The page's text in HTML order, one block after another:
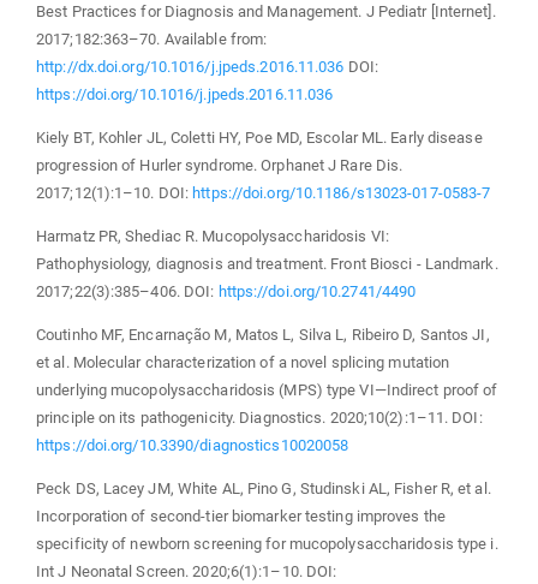
Best Practices for Diagnosis and Management. J Pediatr [Internet].
2017;182:363–70. Available from:
http://dx.doi.org/10.1016/j.jpeds.2016.11.036 DOI:
https://doi.org/10.1016/j.jpeds.2016.11.036
Kiely BT, Kohler JL, Coletti HY, Poe MD, Escolar ML. Early disease
progression of Hurler syndrome. Orphanet J Rare Dis.
2017;12(1):1–10. DOI:https://doi.org/10.1186/s13023-017-0583-7
Harmatz PR, Shediac R. Mucopolysaccharidosis VI:
Pathophysiology, diagnosis and treatment. Front Biosci - Landmark.
2017;22(3):385–406. DOI: https://doi.org/10.2741/4490
Coutinho MF, Encarnação M, Matos L, Silva L, Ribeiro D, Santos JI,
et al. Molecular characterization of a novel splicing mutation
underlying mucopolysaccharidosis (MPS) type VI—Indirect proof of
principle on its pathogenicity. Diagnostics. 2020;10(2):1–11. DOI:
https://doi.org/10.3390/diagnostics10020058
Peck DS, Lacey JM, White AL, Pino G, Studinski AL, Fisher R, et al.
Incorporation of second-tier biomarker testing improves the
specificity of newborn screening for mucopolysaccharidosis type i.
Int J Neonatal Screen. 2020;6(1):1–10. DOI: